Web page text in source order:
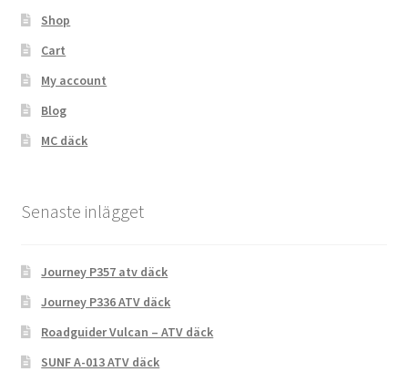
Shop
Cart
My account
Blog
MC däck
Senaste inlägget
Journey P357 atv däck
Journey P336 ATV däck
Roadguider Vulcan – ATV däck
SUNF A-013 ATV däck